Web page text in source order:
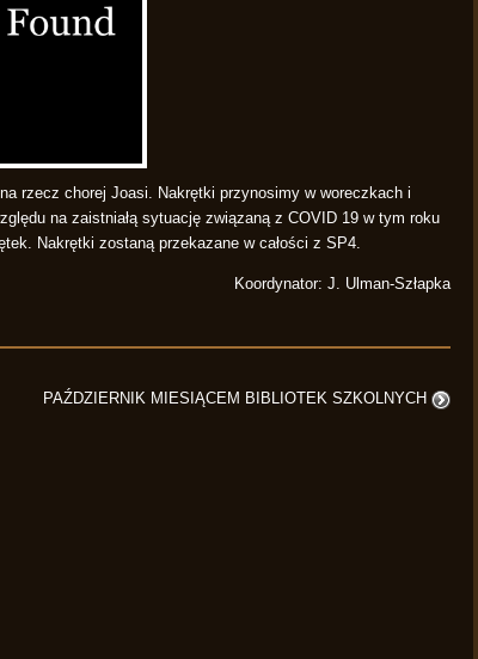
rzecz chorej Joasi. Nakrętki przynosimy w woreczkach i
na zaistniałą sytuację związaną z COVID 19 w tym roku
Nakrętki zostaną przekazane w całości z SP4.
Koordynator: J. Ulman-Szłapka
PAŹDZIERNIK MIESIĄCEM BIBLIOTEK SZKOLNYCH